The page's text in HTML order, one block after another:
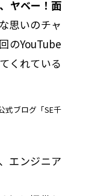
ヤベー！面
思いのチャ
のYouTube
くれている
式ブログ「SE千
エンジニア